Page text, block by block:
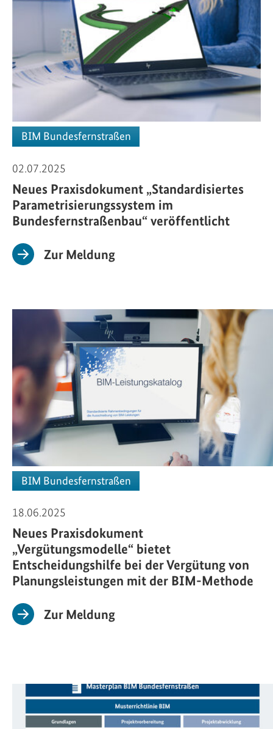
BIM Bundesfernstraßen
02.07.2025
Neues Praxisdokument „Standardisiertes
Parametrisierungssystem im
Bundesfernstraßenbau“ veröffentlicht
Zur Meldung
BIM Bundesfernstraßen
18.06.2025
Neues Praxisdokument
„Vergütungsmodelle“ bietet
Entscheidungshilfe bei der Vergütung von
Planungsleistungen mit der BIM-Methode
Zur Meldung